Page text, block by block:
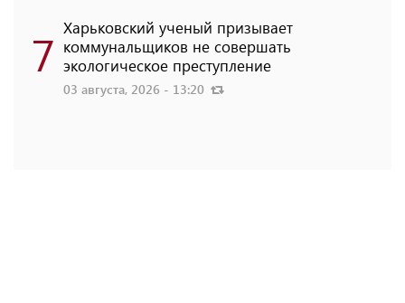
7 Харьковский ученый призывает
коммунальщиков не совершать
экологическое преступление
03 августа, 2026 - 13:20